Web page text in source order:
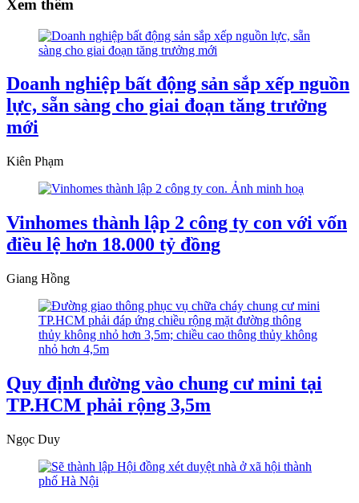
Xem thêm
Doanh nghiệp bất động sản sắp xếp nguồn
lực, sẵn sàng cho giai đoạn tăng trưởng
mới
Kiên Phạm
Vinhomes thành lập 2 công ty con với vốn
điều lệ hơn 18.000 tỷ đồng
Giang Hồng
Quy định đường vào chung cư mini tại
TP.HCM phải rộng 3,5m
Ngọc Duy